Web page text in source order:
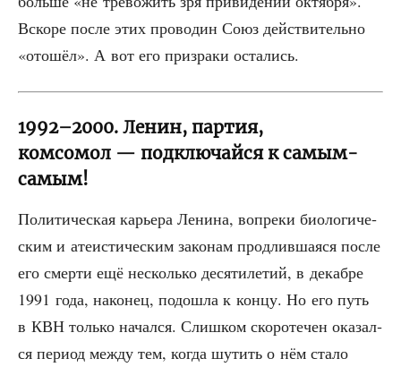
Вско­ре после этих про­во­дин Союз дей­стви­тель­но
«ото­шёл». А вот его при­зра­ки остались.
1992–2000. Ленин, партия,
комсомол — подключайся к самым-
самым!
Поли­ти­че­ская карье­ра Лени­на, вопре­ки био­ло­ги­че­
ским и ате­и­сти­че­ским зако­нам про­длив­ша­я­ся после
его смер­ти ещё несколь­ко деся­ти­ле­тий, в декаб­ре
1991 года, нако­нец, подо­шла к кон­цу. Но его путь
в КВН толь­ко начал­ся. Слиш­ком ско­ро­те­чен ока­зал­
ся пери­од меж­ду тем, когда шутить о нём ста­ло